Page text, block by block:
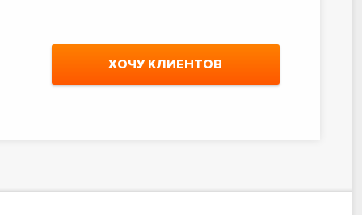
ХОЧУ КЛИЕНТОВ